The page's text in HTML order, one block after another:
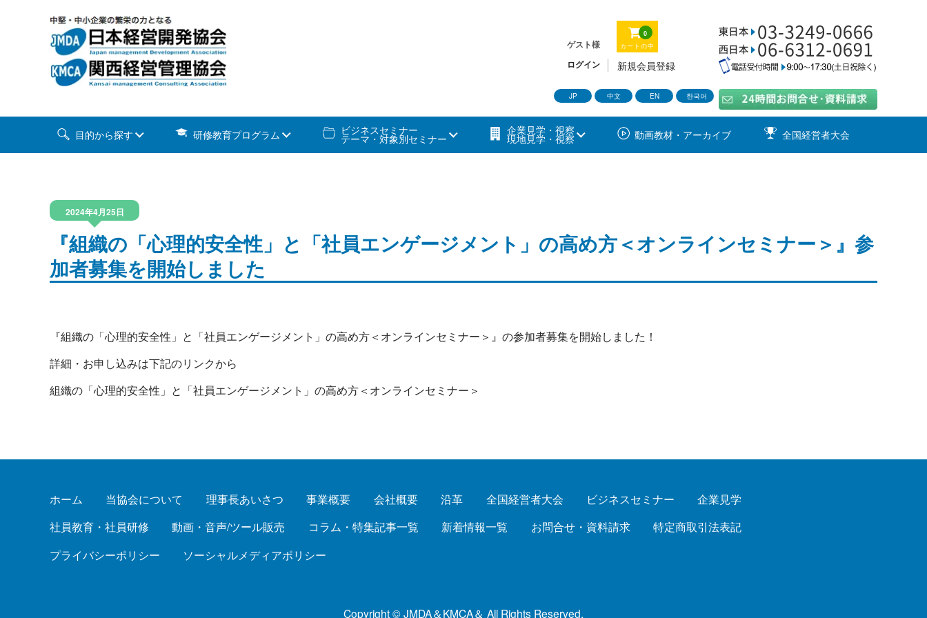
ゲスト様 カートの中
0
ログイン 新規会員登録
JP 中文 EN 한국어
目的から探す 研修教育プログラム ビジネスセミナー
テーマ・対象別セミナー
企業見学・視察
現地見学・視察 動画教材・アーカイブ 全国経営者大会
2024年4月25日
『組織の「心理的安全性」と「社員エンゲージメント」の高め方＜オンラインセミナー＞』参
加者募集を開始しました
『組織の「心理的安全性」と「社員エンゲージメント」の高め方＜オンラインセミナー＞』の参加者募集を開始しました！
詳細・お申し込みは下記のリンクから
組織の「心理的安全性」と「社員エンゲージメント」の高め方＜オンラインセミナー＞
ホーム 当協会について 理事長あいさつ 事業概要 会社概要 沿革 全国経営者大会 ビジネスセミナー
企業見学
社員教育・社員研修
動画・音声/ツール販売 コラム・特集記事一覧 新着情報一覧 お問合せ・資料請求
特定商取引法表記
プライバシーポリシー
ソーシャルメディアポリシー
Copyright © JMDA＆KMCA＆ All Rights Reserved.